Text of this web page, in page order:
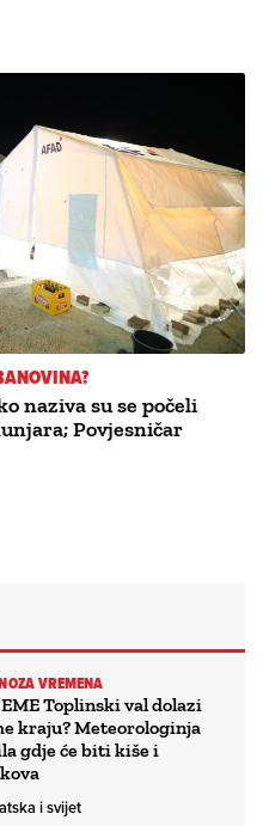
naziva su se počeli
Povjesničar
VREMENA
Toplinski val dolazi
kraju? Meteorologinja
gdje će biti kiše i
i svijet